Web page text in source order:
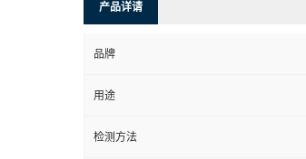
产品详请
品牌
用途
检测方法